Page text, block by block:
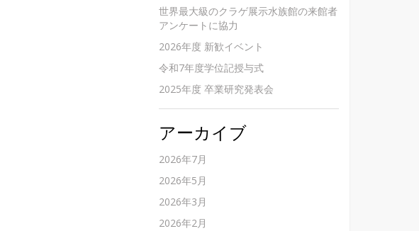
世界最大級のクラゲ展示水族館の来館者
アンケートに協力
2026年度 新歓イベント
令和7年度学位記授与式
2025年度 卒業研究発表会
アーカイブ
2026年7月
2026年5月
2026年3月
2026年2月